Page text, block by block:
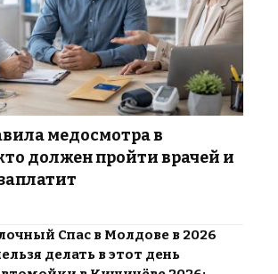
медосмотра в
должен пройти врачей и
Спас в Молдове в 2026
делать в этот день